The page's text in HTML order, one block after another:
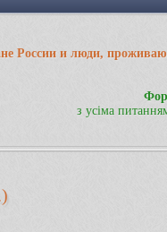
России и люди,
з усіма